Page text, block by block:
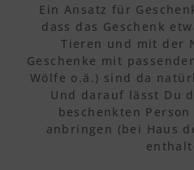
Ein Ansatz für
dass das Geschenk
Tieren und mit der
Geschenke mit
Wölfe o.ä.) sind da
Und darauf lässt Du
beschenkten
anbringen (bei Haus